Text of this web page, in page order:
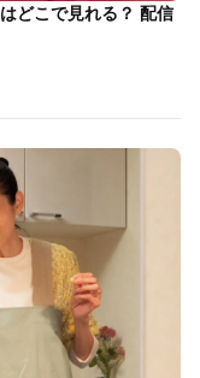
どこで見れる？ 配信